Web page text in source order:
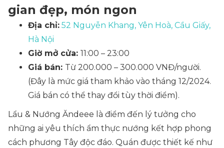
gian đẹp, món ngon
Địa chỉ: 52 Nguyễn Khang, Yên Hoà, Cầu Giấy,
Hà Nội
Giờ mở cửa: 11:00 – 23:00
Giá bán: Từ 200.000 – 300.000 VNĐ/người.
(Đây là mức giá tham khảo vào tháng 12/2024.
Giá bán có thể thay đổi tùy thời điểm).
Lẩu & Nướng Ăndeee là điểm đến lý tưởng cho
những ai yêu thích ẩm thực nướng kết hợp phong
cách phương Tây độc đáo. Quán được thiết kế như